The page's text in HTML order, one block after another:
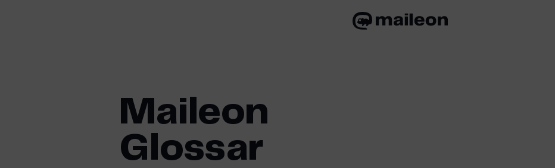
Maileon
Glossar